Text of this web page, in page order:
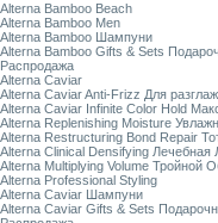
Alterna Bamboo Beach
Alterna Bamboo Men
Alterna Bamboo Шампуни
Alterna Bamboo Gifts & Sets
Распродажа
Alterna Caviar
Alterna Caviar Anti-Frizz Для
Alterna Caviar Infinite Color Hold
Alterna Replenishing Moisture
Alterna Restructuring Bond Repair
Alterna Clinical Densifying Лечебная
Alterna Multiplying Volume Тройной
Alterna Professional Styling
Alterna Caviar Шампуни
Alterna Caviar Gifts & Sets